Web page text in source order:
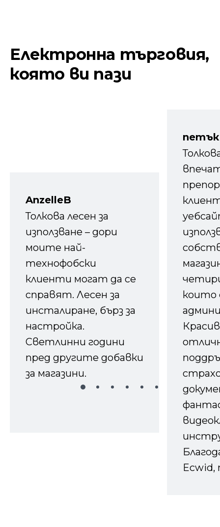
Електронна търговия,
която ви пази
AnzelleB
Толкова лесен за
използване – дори
моите най-
технофобски
клиенти могат да се
справят. Лесен за
инсталиране, бърз за
настройка.
Светлинни години
пред другите добавки
за магазини.
които
Ecwid,